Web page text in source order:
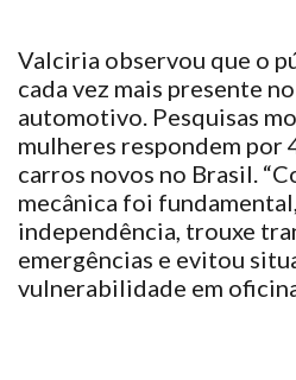
Valciria observou que o
cada vez mais presente
automotivo. Pesquisas
mulheres respondem por
carros novos no Brasil.
mecânica foi
independência, trouxe
emergências e evitou
vulnerabilidade em